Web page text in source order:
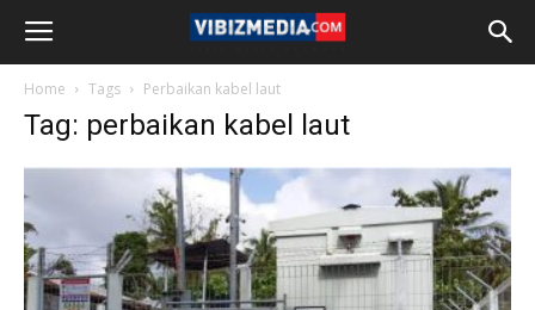
Home Tags Perbaikan kabel laut
Tag: perbaikan kabel laut